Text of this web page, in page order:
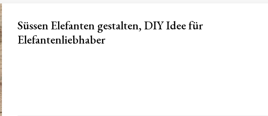
Süssen Elefanten gestalten, DIY Idee für
Elefantenliebhaber